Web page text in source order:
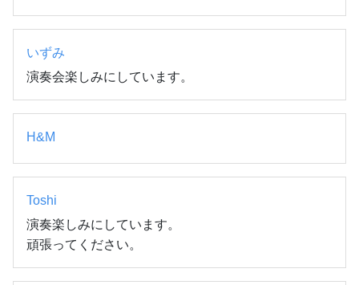
いずみ
演奏会楽しみにしています。
H&M
Toshi
演奏楽しみにしています。
頑張ってください。